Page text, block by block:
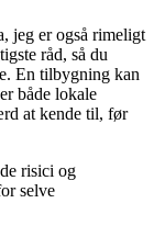
jeg er også rimeligt
råd, så du
En tilbygning kan
både lokale
at kende til, før
risici og
selve